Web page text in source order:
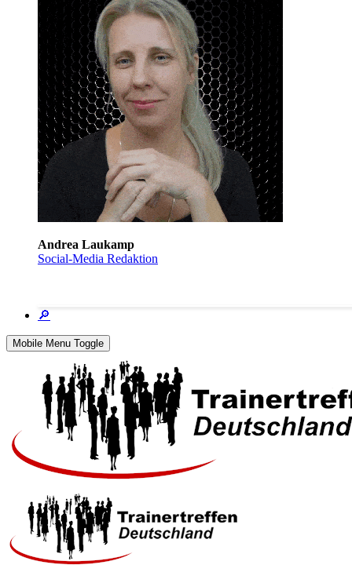
Andrea Laukamp
Social-Media Redaktion
🔎
Mobile Menu Toggle